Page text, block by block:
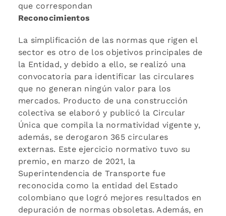
que correspondan
Reconocimientos
La simplificación de las normas que rigen el
sector es otro de los objetivos principales de
la Entidad, y debido a ello, se realizó una
convocatoria para identificar las circulares
que no generan ningún valor para los
mercados. Producto de una construcción
colectiva se elaboró y publicó la Circular
Única que compila la normatividad vigente y,
además, se derogaron 365 circulares
externas. Este ejercicio normativo tuvo su
premio, en marzo de 2021, la
Superintendencia de Transporte fue
reconocida como la entidad del Estado
colombiano que logró mejores resultados en
depuración de normas obsoletas. Además, en